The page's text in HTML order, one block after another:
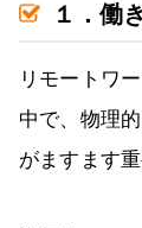
１．働
リモートワ
中で、物理
がますます